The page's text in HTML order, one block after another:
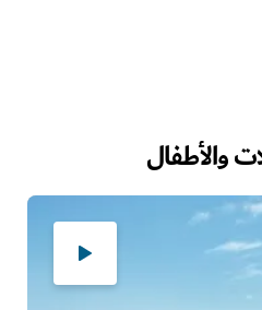
والأطفال